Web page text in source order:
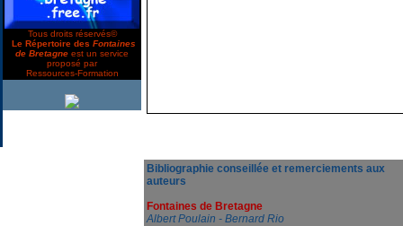
Tous droits réservés©
Le Répertoire des Fontaines
de Bretagne est un service
proposé par
Ressources-Formation
Bibliographie conseillée et remerciements aux
auteurs
Fontaines de Bretagne
Albert Poulain - Bernard Rio